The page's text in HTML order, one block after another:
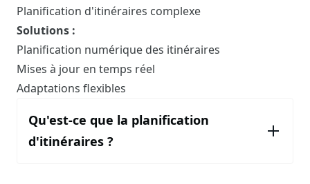
Planification d'itinéraires complexe
Solutions :
Planification numérique des itinéraires
Mises à jour en temps réel
Adaptations flexibles
Qu'est-ce que la planification
d'itinéraires ?